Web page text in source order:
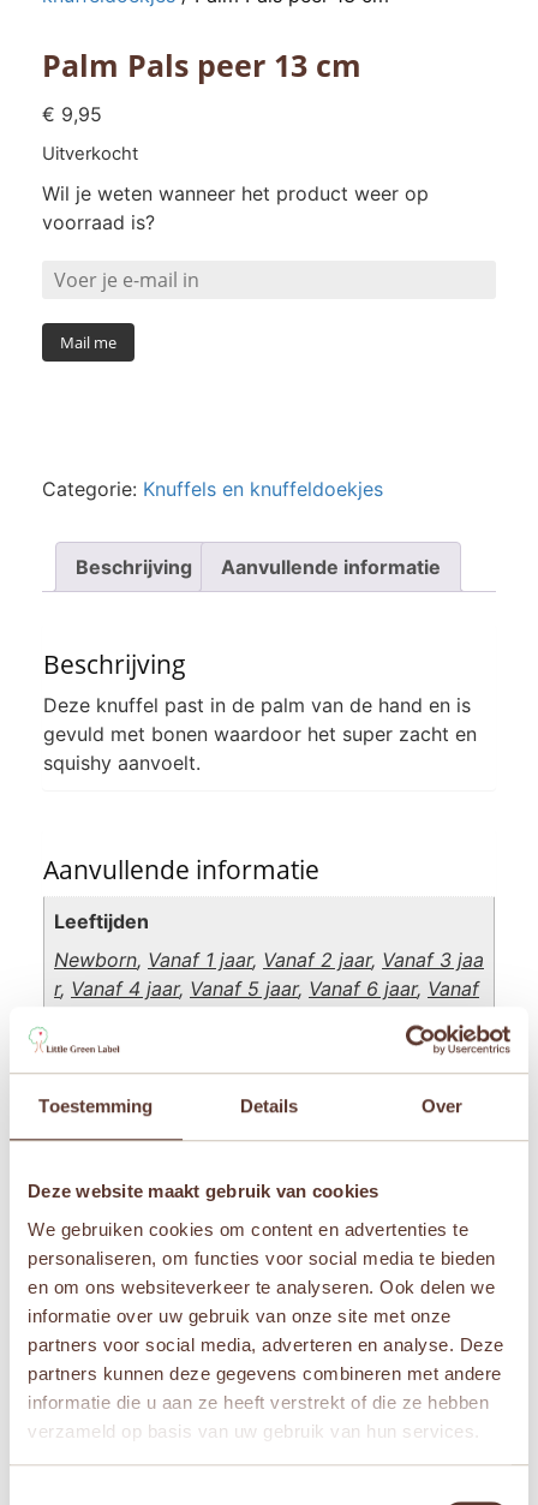
Toestemming Details Over
Deze website maakt gebruik van cookies
We gebruiken cookies om content en advertenties te
personaliseren, om functies voor social media te bieden
en om ons websiteverkeer te analyseren. Ook delen we
informatie over uw gebruik van onze site met onze
partners voor social media, adverteren en analyse. Deze
partners kunnen deze gegevens combineren met andere
informatie die u aan ze heeft verstrekt of die ze hebben
verzameld op basis van uw gebruik van hun services.
Palm Pals peer 13 cm
€ 9,95
Uitverkocht
Wil je weten wanneer het product weer op
voorraad is?
Mail me
Categorie: Knuffels en knuffeldoekjes
Beschrijving Aanvullende informatie
Beschrijving
Deze knuffel past in de palm van de hand en is
gevuld met bonen waardoor het super zacht en
squishy aanvoelt.
Aanvullende informatie
Leeftijden
Newborn, Vanaf 1 jaar, Vanaf 2 jaar, Vanaf 3 jaa
r, Vanaf 4 jaar, Vanaf 5 jaar, Vanaf 6 jaar, Vanaf
Palm Pals
Gerelateerde producten
Aanbieding!